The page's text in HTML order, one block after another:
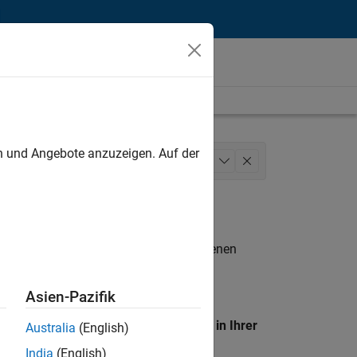
Services
. Wenn Sie noch immer keine offenen
unseres
Standort, um alle Stellenangebote in Ihrer
Angebote anzuzeigen. Auf der
Asien-Pazifik
Australia (English)
India (English)